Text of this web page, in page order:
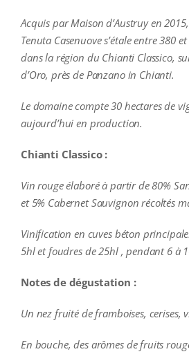
Acquis par Maison d’Austruy en
Tenuta Casenuove s’étale entre 380
dans la région du Chianti Classico,
d’Oro, près de Panzano in Chianti.
Le domaine compte 30 hectares de
aujourd’hui en production.
Chianti Classico :
Vin rouge élaboré à partir de 80%
et 5% Cabernet Sauvignon récoltés
Vinification en cuves béton
5hl et foudres de 25hl , pendant 6 à
Notes de dégustation :
Un nez fruité de framboises, cerises,
En bouche, des arômes de fruits